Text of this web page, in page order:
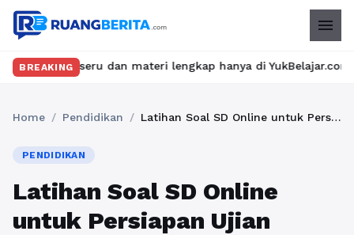
menu
BREAKING
dan materi lengkap hanya di YukBelajar.com. Mulai
Home / Pendidikan / Latihan Soal SD Online untuk Persiapan Ujian sebagai Strategi Belajar Adaptif di Era Digital
PENDIDIKAN
Latihan Soal SD Online
untuk Persiapan Ujian